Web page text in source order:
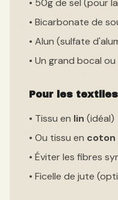
• 50g de sel (pour
• Bicarbonate de
• Alun (sulfate
• Un grand bocal
Pour les
• Tissu en lin (idéal)
• Ou tissu en coton
• Éviter les fibres
• Ficelle de jute